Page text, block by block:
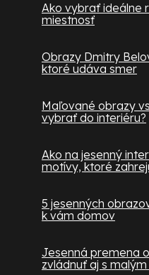
Ako vybrať ideálne
miestnosť
Obrazy Dmitry
ktoré udáva smer
Maľované obrazy
vybrať do interiéru?
Ako na jesenný
motívy, ktoré
5 jesenných
k vám domov
Jesenná premena
zvládnuť aj s